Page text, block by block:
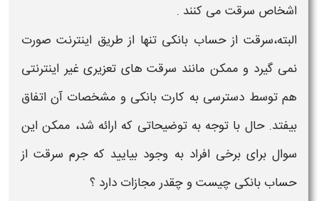
اشخاص سرقت می کنند .
البته،سرقت از حساب بانکی تنها از طریق اینترنت صورت
نمی گیرد و ممکن مانند سرقت های تعزیری غیر اینترنتی
هم توسط دسترسی به کارت بانکی و مشخصات آن اتفاق
بیفتد. حال با توجه به توضیحاتی که ارائه شد، ممکن این
سوال برای برخی افراد به وجود بیایید که جرم سرقت از
حساب بانکی چیست و چقدر مجازات دارد ؟